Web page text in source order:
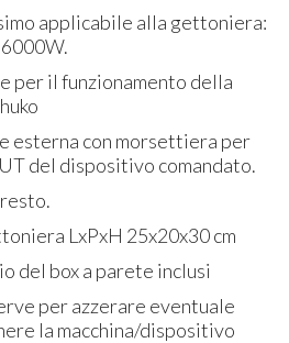
applicabile alla gettoniera:
per il funzionamento della
esterna con morsettiera per
del dispositivo comandato.
LxPxH 25x20x30 cm
del box a parete inclusi
per azzerare eventuale
la macchina/dispositivo